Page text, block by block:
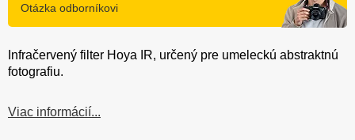
Otázka odborníkovi
Infračervený filter Hoya IR, určený pre umeleckú abstraktnú
fotografiu.
Viac informácií...